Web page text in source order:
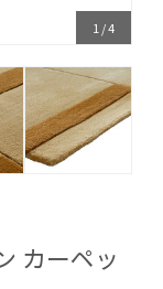
1 /4
カーペッ